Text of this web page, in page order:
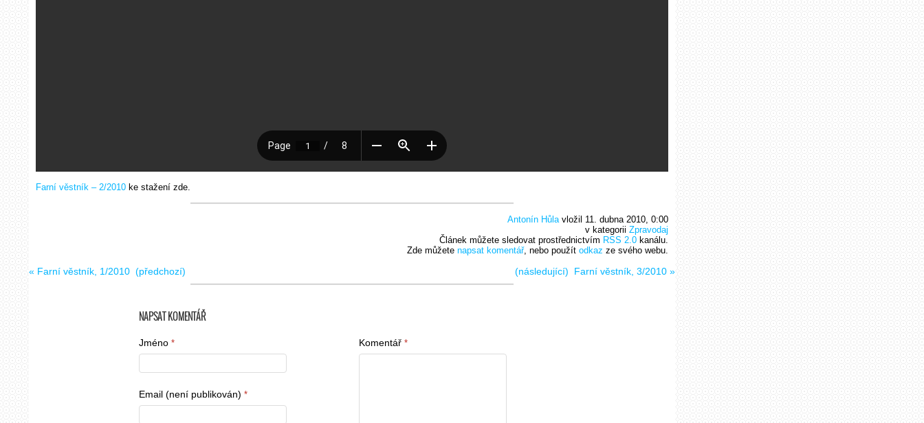
Farní věstník – 2/2010 ke stažení zde.
Antonín Hůlavložil 11. dubna 2010, 0:00
v kategorii Zpravodaj
Článek můžete sledovat prostřednictvím RSS 2.0 kanálu.
Zde můžete napsat komentář, nebo použít odkaz ze svého webu.
« Farní věstník, 1/2010 (předchozí) (následující) Farní věstník, 3/2010 »
NAPSAT KOMENTÁŘ
Jméno *
Email (není publikován) *
Komentář *